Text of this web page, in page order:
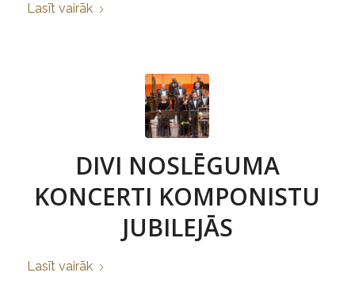
Lasīt vairāk
DIVI NOSLĒGUMA
KONCERTI KOMPONISTU
JUBILEJĀS
Lasīt vairāk